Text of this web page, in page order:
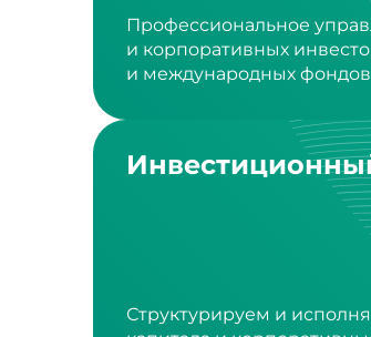
Профессиональное
и корпоративных
и международных
Структурируем и
капитала и